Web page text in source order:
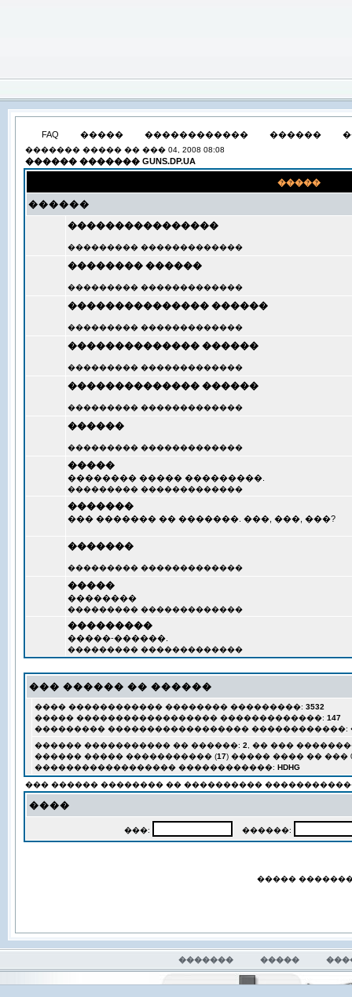
FAQ ����� ������������ ������
������� ����� �� ��� 04, 2008 08:08
������ ������� GUNS.DP.UA
�����
������
����������������
��������� �������������
�������� ������
��������� �������������
��������������� ������
��������� �������������
�������������� ������
��������� �������������
�������������� ������
��������� �������������
������
��������� �������������
�����
�������� ����� ���������.
��������� �������������
�������
��� ������� �� �������. ���, ���, ���?
�������
��������� �������������
�����
��������
��������� �������������
���������
�����-������.
��������� �������������
��� ������ �� ������
���� ������������ �������� ���������: 3532
����� ������������������ �������������: 147
��������� ������������������ ������������:
������ ����������� �� ������: 2 , �� ���
������ ����� ����������� (17) ����� ���� �� ��� 07,
������������������ ������������: HDHG
��� ������ �������� �� ����������
����
���: ������:
�����
������� �����